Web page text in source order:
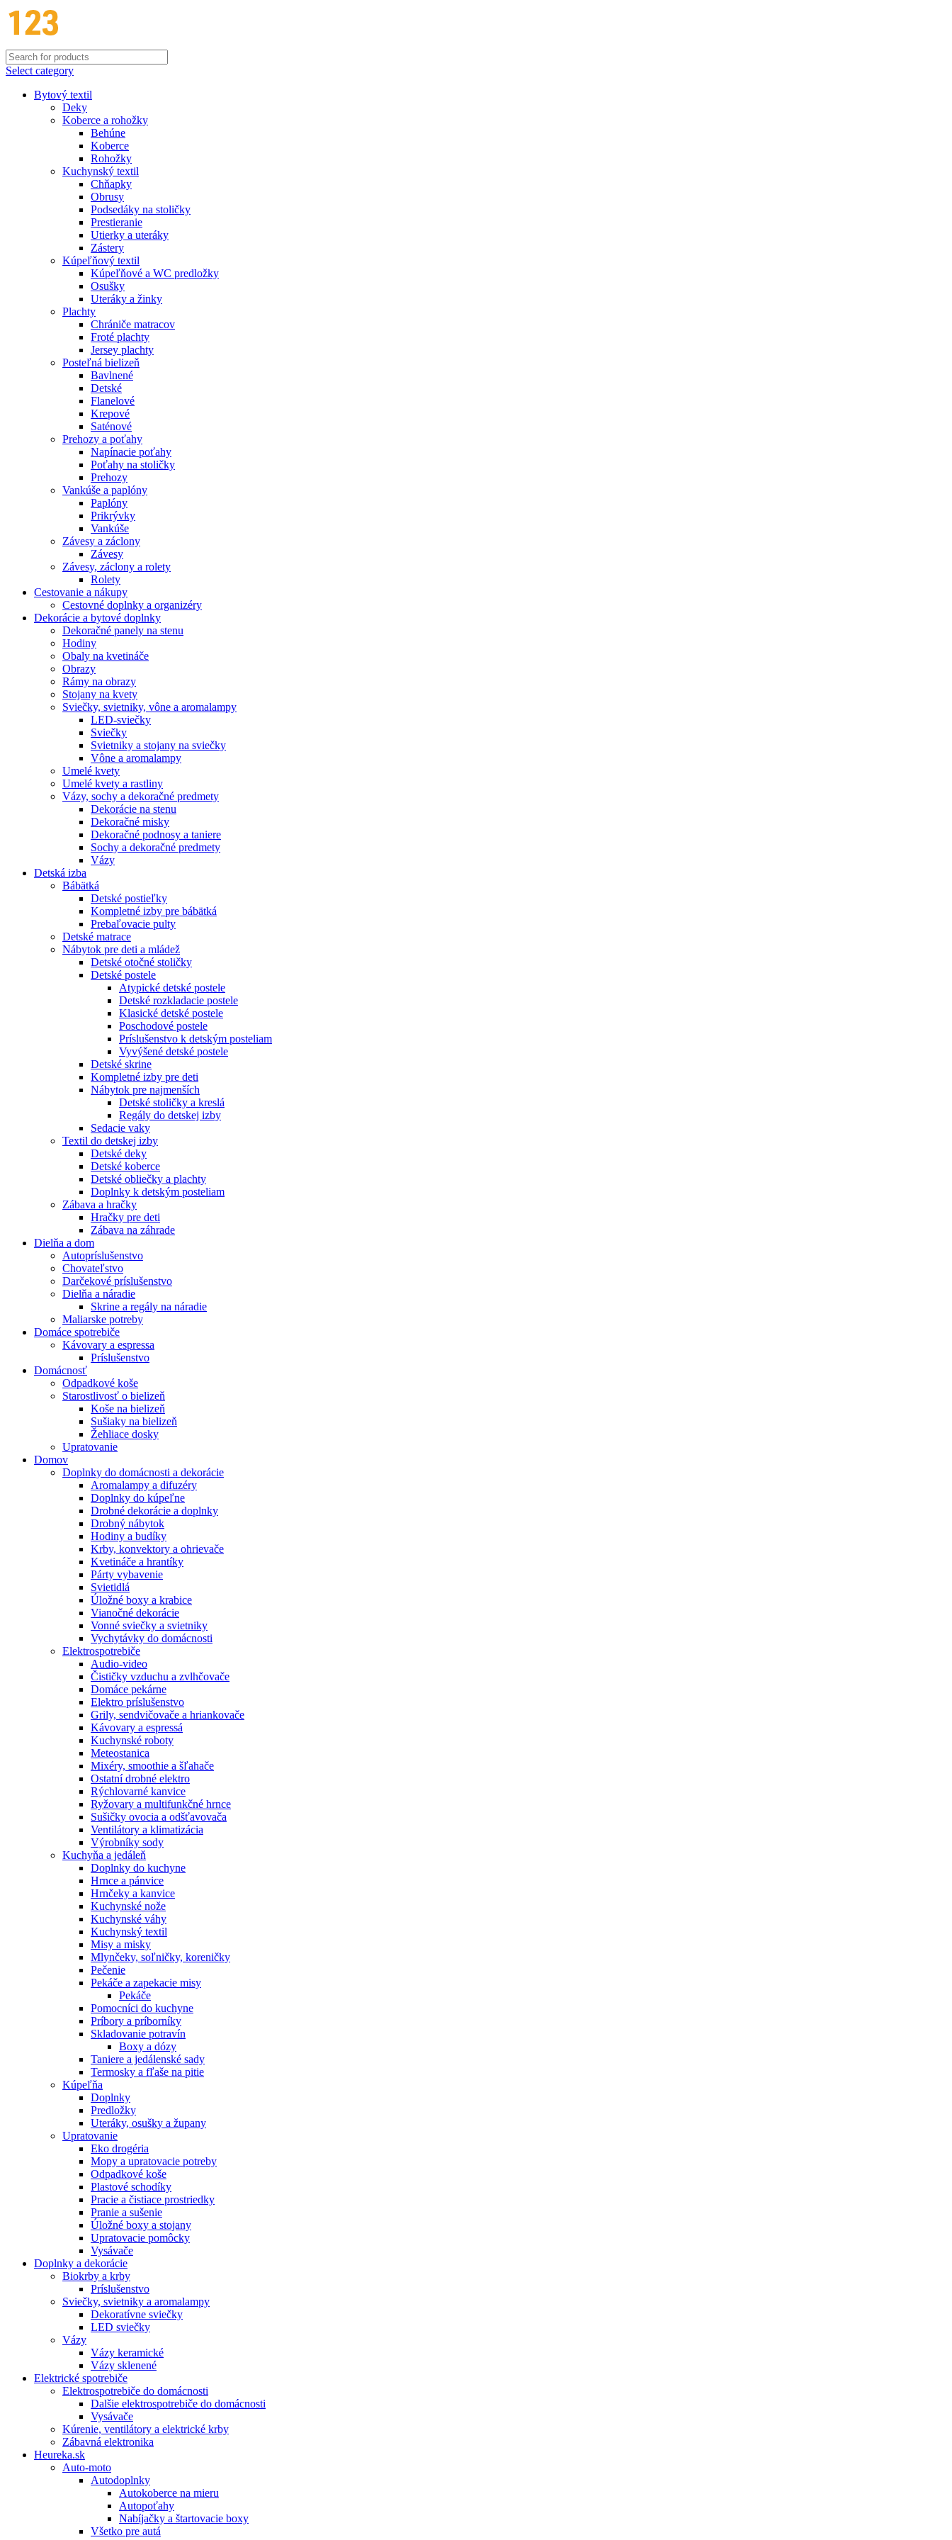
Select category
Bytový textil
Deky
Koberce a rohožky
Behúne
Koberce
Rohožky
Kuchynský textil
Chňapky
Obrusy
Podsedáky na stoličky
Prestieranie
Utierky a uteráky
Zástery
Kúpeľňový textil
Kúpeľňové a WC predložky
Osušky
Uteráky a žinky
Plachty
Chrániče matracov
Froté plachty
Jersey plachty
Posteľná bielizeň
Bavlnené
Detské
Flanelové
Krepové
Saténové
Prehozy a poťahy
Napínacie poťahy
Poťahy na stoličky
Prehozy
Vankúše a paplóny
Paplóny
Prikrývky
Vankúše
Závesy a záclony
Závesy
Závesy, záclony a rolety
Rolety
Cestovanie a nákupy
Cestovné doplnky a organizéry
Dekorácie a bytové doplnky
Dekoračné panely na stenu
Hodiny
Obaly na kvetináče
Obrazy
Rámy na obrazy
Stojany na kvety
Sviečky, svietniky, vône a aromalampy
LED-sviečky
Sviečky
Svietniky a stojany na sviečky
Vône a aromalampy
Umelé kvety
Umelé kvety a rastliny
Vázy, sochy a dekoračné predmety
Dekorácie na stenu
Dekoračné misky
Dekoračné podnosy a taniere
Sochy a dekoračné predmety
Vázy
Detská izba
Bábätká
Detské postieľky
Kompletné izby pre bábätká
Prebaľovacie pulty
Detské matrace
Nábytok pre deti a mládež
Detské otočné stoličky
Detské postele
Atypické detské postele
Detské rozkladacie postele
Klasické detské postele
Poschodové postele
Príslušenstvo k detským posteliam
Vyvýšené detské postele
Detské skrine
Kompletné izby pre deti
Nábytok pre najmenších
Detské stoličky a kreslá
Regály do detskej izby
Sedacie vaky
Textil do detskej izby
Detské deky
Detské koberce
Detské obliečky a plachty
Doplnky k detským posteliam
Zábava a hračky
Hračky pre deti
Zábava na záhrade
Dielňa a dom
Autopríslušenstvo
Chovateľstvo
Darčekové príslušenstvo
Dielňa a náradie
Skrine a regály na náradie
Maliarske potreby
Domáce spotrebiče
Kávovary a espressa
Príslušenstvo
Domácnosť
Odpadkové koše
Starostlivosť o bielizeň
Koše na bielizeň
Sušiaky na bielizeň
Žehliace dosky
Upratovanie
Domov
Doplnky do domácnosti a dekorácie
Aromalampy a difuzéry
Doplnky do kúpeľne
Drobné dekorácie a doplnky
Drobný nábytok
Hodiny a budíky
Krby, konvektory a ohrievače
Kvetináče a hrantíky
Párty vybavenie
Svietidlá
Úložné boxy a krabice
Vianočné dekorácie
Vonné sviečky a svietniky
Vychytávky do domácnosti
Elektrospotrebiče
Audio-video
Čističky vzduchu a zvlhčovače
Domáce pekárne
Elektro príslušenstvo
Grily, sendvičovače a hriankovače
Kávovary a espressá
Kuchynské roboty
Meteostanica
Mixéry, smoothie a šľahače
Ostatní drobné elektro
Rýchlovarné kanvice
Ryžovary a multifunkčné hrnce
Sušičky ovocia a odšťavovača
Ventilátory a klimatizácia
Výrobníky sody
Kuchyňa a jedáleň
Doplnky do kuchyne
Hrnce a pánvice
Hrnčeky a kanvice
Kuchynské nože
Kuchynské váhy
Kuchynský textil
Misy a misky
Mlynčeky, soľničky, koreničky
Pečenie
Pekáče a zapekacie misy
Pekáče
Pomocníci do kuchyne
Príbory a príborníky
Skladovanie potravín
Boxy a dózy
Taniere a jedálenské sady
Termosky a fľaše na pitie
Kúpeľňa
Doplnky
Predložky
Uteráky, osušky a župany
Upratovanie
Eko drogéria
Mopy a upratovacie potreby
Odpadkové koše
Plastové schodíky
Pracie a čistiace prostriedky
Pranie a sušenie
Úložné boxy a stojany
Upratovacie pomôcky
Vysávače
Doplnky a dekorácie
Biokrby a krby
Príslušenstvo
Sviečky, svietniky a aromalampy
Dekoratívne sviečky
LED sviečky
Vázy
Vázy keramické
Vázy sklenené
Elektrické spotrebiče
Elektrospotrebiče do domácnosti
Dalšie elektrospotrebiče do domácnosti
Vysávače
Kúrenie, ventilátory a elektrické krby
Zábavná elektronika
Heureka.sk
Auto-moto
Autodoplnky
Autokoberce na mieru
Autopoťahy
Nabíjačky a štartovacie boxy
Všetko pre autá